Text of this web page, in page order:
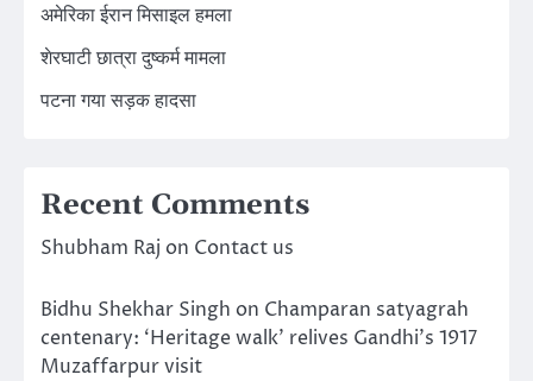
अमेरिका ईरान मिसाइल हमला
शेरघाटी छात्रा दुष्कर्म मामला
पटना गया सड़क हादसा
Recent Comments
Shubham Raj on Contact us
Bidhu Shekhar Singh on Champaran satyagrah
centenary: ‘Heritage walk’ relives Gandhi’s 1917
Muzaffarpur visit